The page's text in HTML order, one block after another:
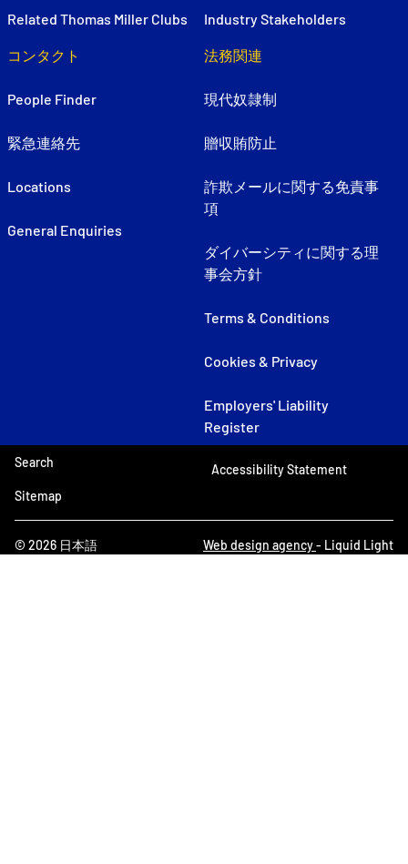
Related Thomas Miller Clubs Industry Stakeholders
コンタクト
People Finder
緊急連絡先
Locations
General Enquiries
法務関連
現代奴隷制
贈収賄防止
詐欺メールに関する免責事
項
ダイバーシティに関する理
事会方針
Terms & Conditions
Cookies & Privacy
Employers' Liability
Register
© 2026 日本語
Search
Sitemap
Accessibility Statement
Web design agency- Liquid Light